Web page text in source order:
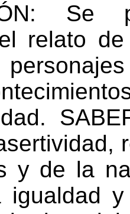
relato
y de la
igualdad